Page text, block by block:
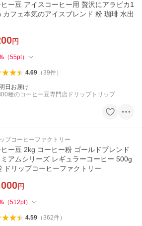
ヒー豆 アイスコーヒー用 贅沢にアラビカ1
カフェ本気のアイスブレンド 粉 珈琲 水出
円
（55pt）
4.69（39件）
日お届け
種のコーヒー豆専門店ドリップトリップ
プコーヒーファクトリー
ヒー豆 2kg コーヒー粉 ゴールドブレンド
ミアムシリーズ レギュラーコーヒー 500g
ドリップコーヒーファクトリー
円
（512pt）
4.59（362件）